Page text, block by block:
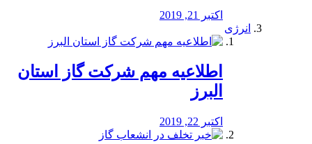
اکتبر 21, 2019
انرژی
️اطلاعیه مهم شرکت گاز استان
البرز
اکتبر 22, 2019